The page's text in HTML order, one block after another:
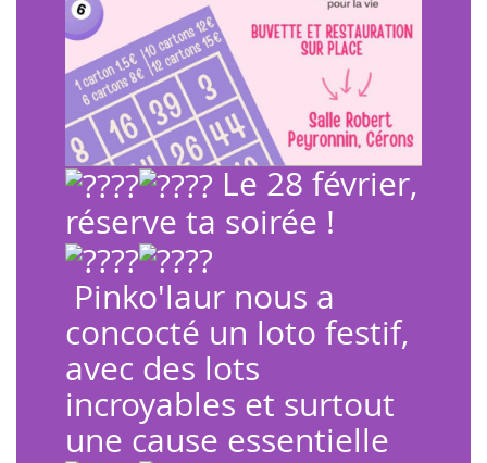
Le 28 février,
réserve ta soirée !
Pinko'laur nous a
concocté un loto festif,
avec des lots
incroyables et surtout
une cause essentielle